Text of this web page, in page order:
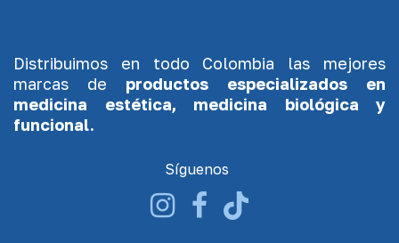
Distribuimos en todo Colombia las mejores
marcas de productos especializados en
medicina estética, medicina biológica y
funcional.
Síguenos